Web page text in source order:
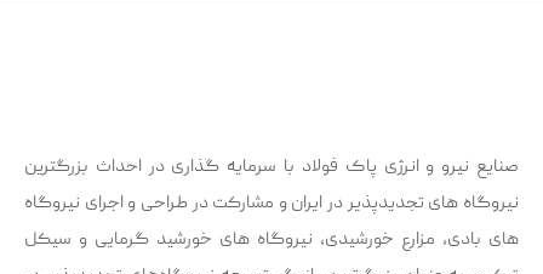
صنایع نیرو و انرژی پاک فولاد با سرمایه گذاری در احداث بزرگترین
نیروگاه های تجدیدپذیر در ایران و مشارکت در طراحی و اجرای نیروگاه
های بادی، مزارع خورشیدی، نیروگاه ‌های خورشید گرمایی و سیکل